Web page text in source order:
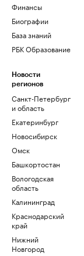
Финансы
Биографии
База знаний
РБК Образование
Новости
регионов
Санкт-Петербург
и область
Екатеринбург
Новосибирск
Омск
Башкортостан
Вологодская
область
Калининград
Краснодарский
край
Нижний
Новгород